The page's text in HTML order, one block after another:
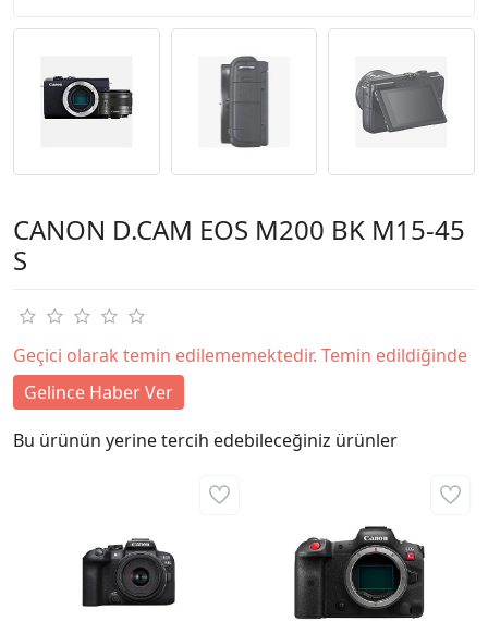
CANON D.CAM EOS M200 BK M15-45
S
Geçici olarak temin edilememektedir. Temin edildiğinde
Gelince Haber Ver
Bu ürünün yerine tercih edebileceğiniz ürünler